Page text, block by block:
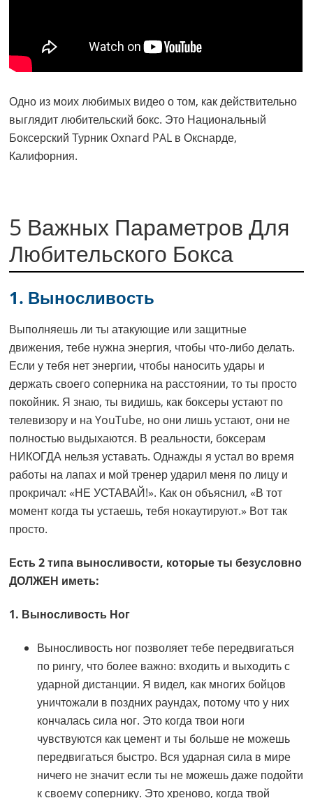
Одно из моих любимых видео о том, как действительно
выглядит любительский бокс. Это Национальный
Боксерский Турник Oxnard PAL в Окснарде,
Калифорния.
5 Важных Параметров Для
Любительского Бокса
1. Выносливость
Выполняешь ли ты атакующие или защитные
движения, тебе нужна энергия, чтобы что-либо делать.
Если у тебя нет энергии, чтобы наносить удары и
держать своего соперника на расстоянии, то ты просто
покойник. Я знаю, ты видишь, как боксеры устают по
телевизору и на YouTube, но они лишь устают, они не
полностью выдыхаются. В реальности, боксерам
НИКОГДА нельзя уставать. Однажды я устал во время
работы на лапах и мой тренер ударил меня по лицу и
прокричал: «НЕ УСТАВАЙ!». Как он объяснил, «В тот
момент когда ты устаешь, тебя нокаутируют.» Вот так
просто.
Есть 2 типа выносливости, которые ты безусловно
ДОЛЖЕН иметь:
1. Выносливость Ног
Выносливость ног позволяет тебе передвигаться
по рингу, что более важно: входить и выходить с
ударной дистанции. Я видел, как многих бойцов
уничтожали в поздних раундах, потому что у них
кончалась сила ног. Это когда твои ноги
чувствуются как цемент и ты больше не можешь
передвигаться быстро. Вся ударная сила в мире
ничего не значит если ты не можешь даже подойти
к своему сопернику. Это хреново, когда твой